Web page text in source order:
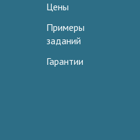
Цены
Примеры
заданий
Гарантии